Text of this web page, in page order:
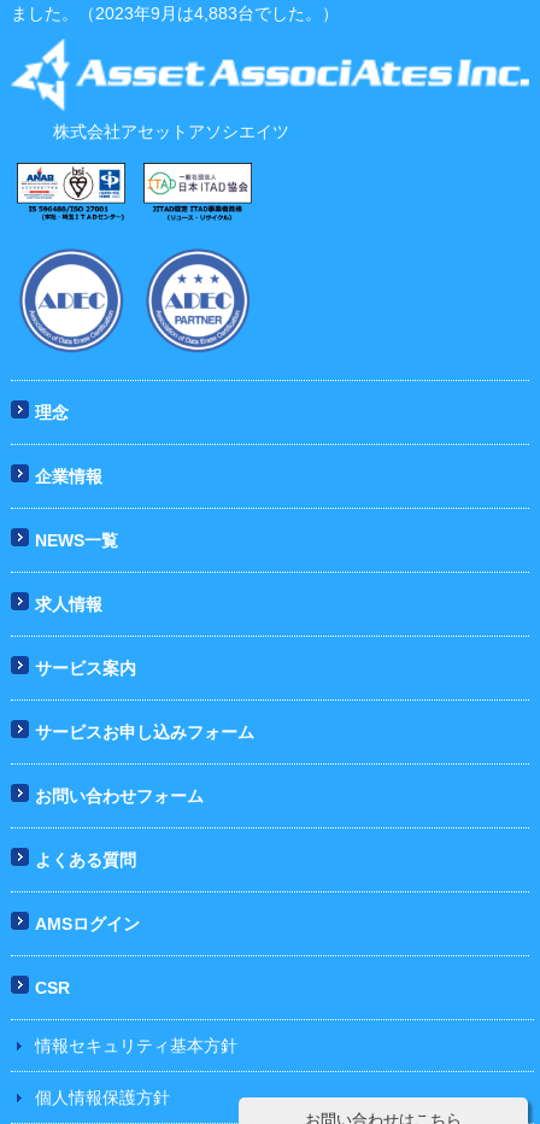
お問い合わせはこちら
ました。（2023年9月は4,883台でした。）
株式会社アセットアソシエイツ
理念
企業情報
NEWS一覧
求人情報
サービス案内
サービスお申し込みフォーム
お問い合わせフォーム
よくある質問
AMSログイン
CSR
情報セキュリティ基本方針
個人情報保護方針